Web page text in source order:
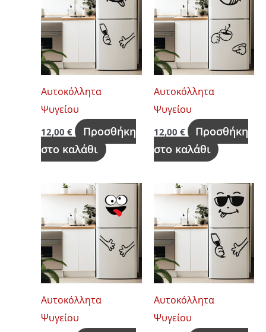
Αυτοκόλλητα
Ψυγείου
12,00€
Προσθήκη
στο καλάθι
Αυτοκόλλητα
Ψυγείου
12,00 €
Προσθήκη
στο καλάθι
Αυτοκόλλητα
Ψυγείου
Αυτοκόλλητα
Ψυγείου